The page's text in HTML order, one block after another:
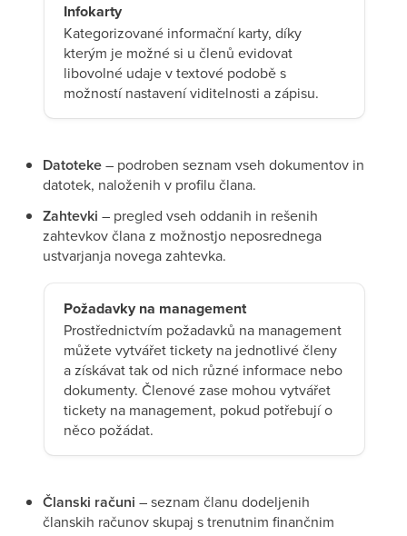
Infokarty
Kategorizované informační karty, díky
kterým je možné si u členů evidovat
libovolné udaje v textové podobě s
možností nastavení viditelnosti a zápisu.
Datoteke– podroben seznam vseh dokumentov in
datotek, naloženih v profilu člana.
Zahtevki – pregled vseh oddanih in rešenih
zahtevkov člana z možnostjo neposrednega
ustvarjanja novega zahtevka.
Požadavky na management
Prostřednictvím požadavků na management
můžete vytvářet tickety na jednotlivé členy
a získávat tak od nich různé informace nebo
dokumenty. Členové zase mohou vytvářet
tickety na management, pokud potřebují o
něco požádat.
Članski računi – seznam članu dodeljenih
članskih računov skupaj s trenutnim finančnim